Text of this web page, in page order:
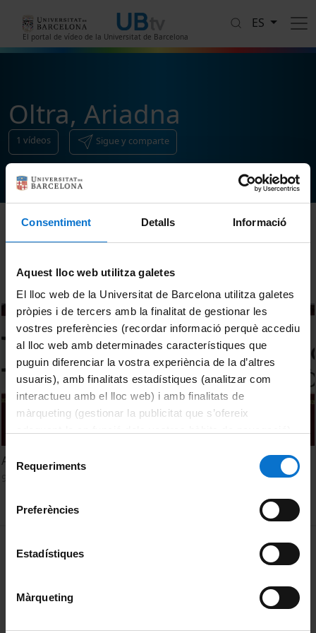
Consentiment Detalls Informació
Aquest lloc web utilitza galetes
El lloc web de la Universitat de Barcelona utilitza galetes
pròpies i de tercers amb la finalitat de gestionar les
vostres preferències (recordar informació perquè accediu
al lloc web amb determinades característiques que
puguin diferenciar la vostra experiència de la d’altres
usuaris), amb finalitats estadístiques (analitzar com
interactueu amb el lloc web) i amb finalitats de
màrqueting (gestionar la publicitat que s’ofereix
consultar laPolítica de galetes del lloc web de la
Requeriments
Preferències
Estadístiques
Màrqueting
El portal de vídeo de la Universitat de Barcelona
ES
Oltra, Ariadna
1 vídeos Sigue y comparte
Ordenar
Acte d'Inauguració del curs acadèmic 2022-2023
MENÚ PEU 1
Política de Cookies
Privacidad y términos